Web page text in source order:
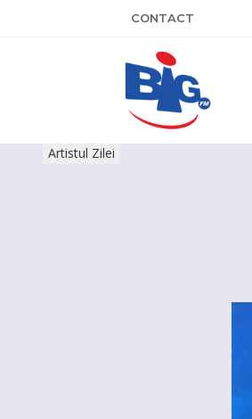
CONTACT
Artistul Zilei